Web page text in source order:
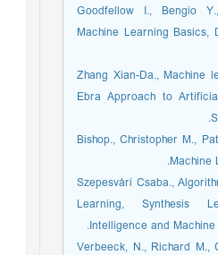
1. Goodfellow I., Bengio
Machine Learning
2. Zhang Xian-Da.,
Ebra Approach to
3. Bishop., Christopher M.,
4. Szepesvári Csaba.,
Learning, Synthesis
Intelligence and
5. Verbeeck, N., Richard